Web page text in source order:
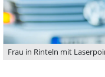
Frau in Rinteln mit